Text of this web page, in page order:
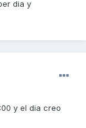
dia y
y el dia creo